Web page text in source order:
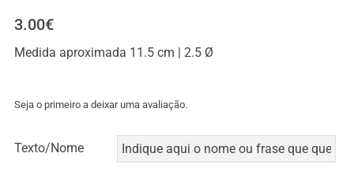
3.00€
Medida aproximada 11.5 cm | 2.5 Ø
Seja o primeiro a deixar uma avaliação.
Texto/Nome